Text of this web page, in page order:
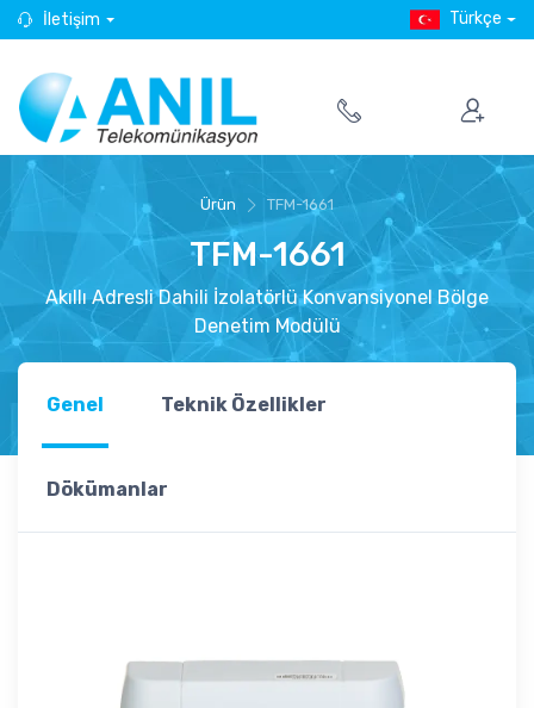
İletişim Türkçe
Ürün TFM-1661
TFM-1661
Akıllı Adresli Dahili İzolatörlü Konvansiyonel Bölge
Denetim Modülü
Genel Teknik Özellikler
Dökümanlar